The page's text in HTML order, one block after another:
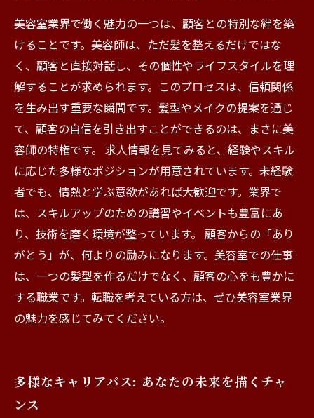
美容室業界で働く魅力の一つは、顧客との特別な絆を築
けることです。美容師は、ただ髪を整えるだけではな
く、顧客と直接対話し、その個性やライフスタイルを理
解することが求められます。このプロセスは、信頼関係
を生み出す重要な瞬間です。髪型やメイクの提案を通じ
て、顧客の自信を引き出すことができるのは、まさに美
容師の特権です。 求人情報を見てみると、経験やスキル
に応じた多様なポジションが用意されています。未経験
者でも、情熱と学ぶ意欲があれば大歓迎です。業界で
は、スキルアップのための講習やイベントも豊富にあ
り、技術を磨く環境が整っています。 顧客からの「あり
がとう」が、何よりの励みになります。美容室での仕事
は、一つの髪型を作るだけでなく、顧客の心をも豊かに
する職業です。転職を考えている方は、ぜひ美容室業界
の魅力を感じてみてください。
多様なキャリアパス: あなたの未来を描くチャ
ンス